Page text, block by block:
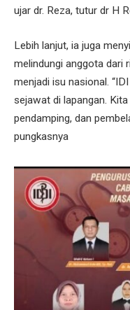
ujar dr. Reza, tutur dr H
Lebih lanjut, ia juga
melindungi anggota dari
menjadi isu nasional.
sejawat di lapangan.
pendamping, dan
pungkasnya